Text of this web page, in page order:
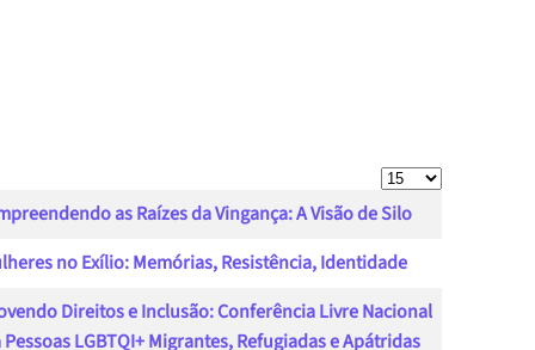
Exibir #
as Raízes da Vingança: A Visão de Silo
no Exílio: Memórias, Resistência, Identidade
Direitos e Inclusão: Conferência Livre Nacional
LGBTQI+ Migrantes, Refugiadas e Apátridas